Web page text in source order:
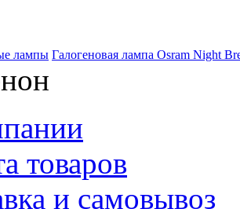
лампы Галогеновая лампа Osram Night
товаров
и самовывоз